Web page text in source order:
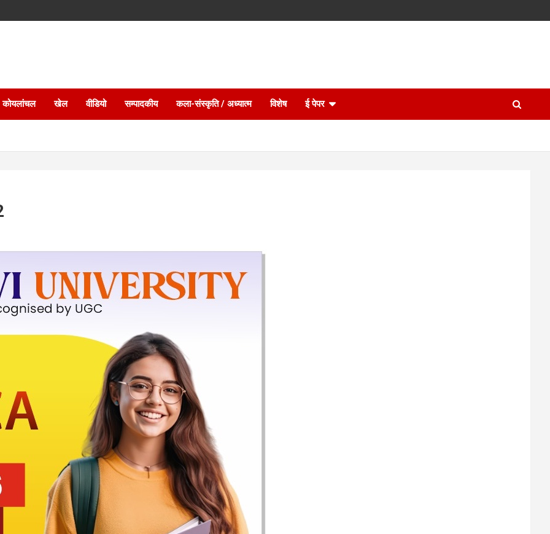
कोयलांचल खेल वीडियो सम्पादकीय कला-संस्कृति / अध्यात्म विशेष ई पेपर